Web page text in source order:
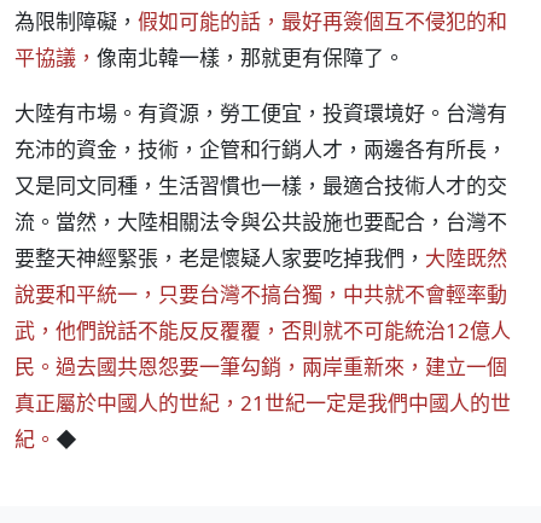
為限制障礙， 假如可能的話，最好再簽個互不侵犯的和
平協議， 像南北韓一樣，那就更有保障了。
大陸有市場。有資源，勞工便宜，投資環境好。台灣有
充沛的資金，技術，企管和行銷人才，兩邊各有所長，
又是同文同種，生活習慣也一樣，最適合技術人才的交
流。當然，大陸相關法令與公共設施也要配合，台灣不
要整天神經緊張，老是懷疑人家要吃掉我們， 大陸既然
說要和平統一，只要台灣不搞台獨，中共就不會輕率動
武，他們說話不能反反覆覆，否則就不可能統治12億人
民。過去國共恩怨要一筆勾銷，兩岸重新來，建立一個
真正屬於中國人的世紀，21世紀一定是我們中國人的世
紀。 ◆